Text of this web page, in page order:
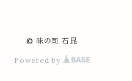
© 味の司 石昆
Powered by